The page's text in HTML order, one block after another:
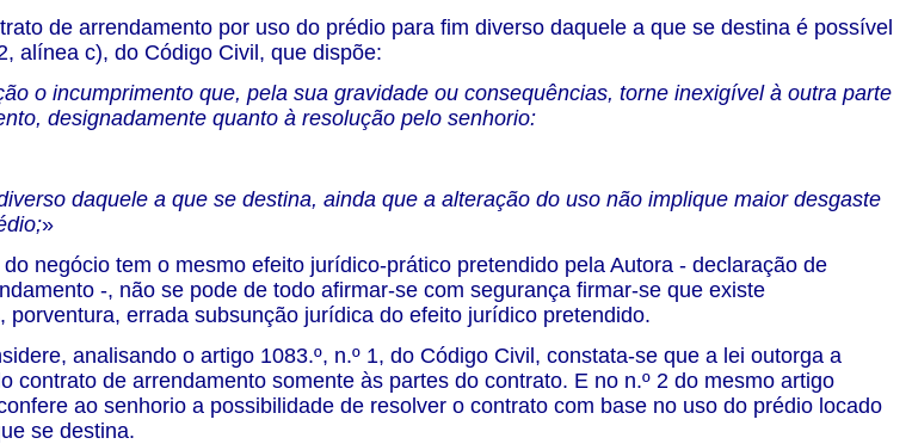
de arrendamento por uso do prédio para fim diverso daquele a que se destina é possível
alínea c), do Código Civil, que dispõe:
o incumprimento que, pela sua gravidade ou consequências, torne inexigível à outra parte
designadamente quanto à resolução pelo senhorio:
daquele a que se destina, ainda que a alteração do uso não implique maior desgaste
»
negócio tem o mesmo efeito jurídico-prático pretendido pela Autora - declaração de
-, não se pode de todo afirmar-se com segurança firmar-se que existe
porventura, errada subsunção jurídica do efeito jurídico pretendido.
analisando o artigo 1083.º, n.º 1, do Código Civil, constata-se que a lei outorga a
contrato de arrendamento somente às partes do contrato. E no n.º 2 do mesmo artigo
ao senhorio a possibilidade de resolver o contrato com base no uso do prédio locado
se destina.